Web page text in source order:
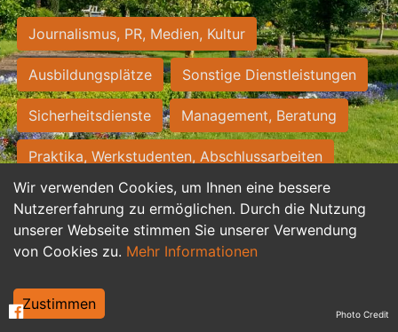
Wir verwenden Cookies, um Ihnen eine bessere
Nutzererfahrung zu ermöglichen. Durch die Nutzung
unserer Webseite stimmen Sie unserer Verwendung
von Cookies zu. Mehr Informationen
Zustimmen
Journalismus, PR, Medien, Kultur
Ausbildungsplätze Sonstige Dienstleistungen
Sicherheitsdienste Management, Beratung
Praktika, Werkstudenten, Abschlussarbeiten
Personalwesen Assistenz, Sekretariat
Hilfskräfte, Aushilfs- und Nebenjobs
Weiterbildung, Studium, duale Ausbildung Photo Credit